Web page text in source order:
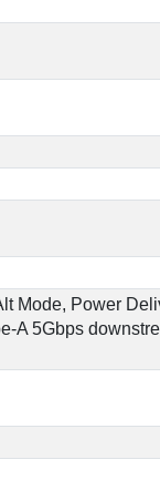
Mode, Power
A 5Gbps